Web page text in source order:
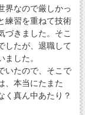
界なので厳しかっ
練習を重ねて技術
づきました。そこ
したが、退職して
した。
いたので、そこで
、本当にたまた
く真ん中あたり？